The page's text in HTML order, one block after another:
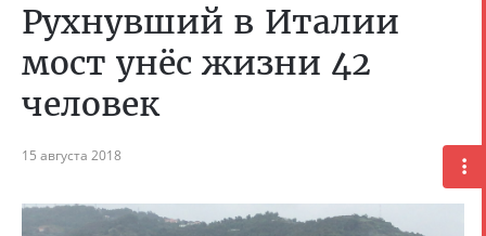
Рухнувший в Италии
мост унёс жизни 42
человек
15 августа 2018